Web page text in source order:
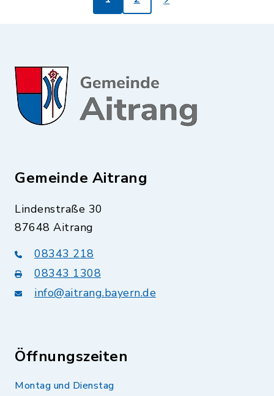
Gemeinde Aitrang
Lindenstraße 30
87648 Aitrang
08343 218
08343 1308
info@aitrang.bayern.de
Öffnungszeiten
Montag und Dienstag